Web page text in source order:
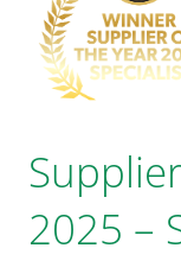
2025 –